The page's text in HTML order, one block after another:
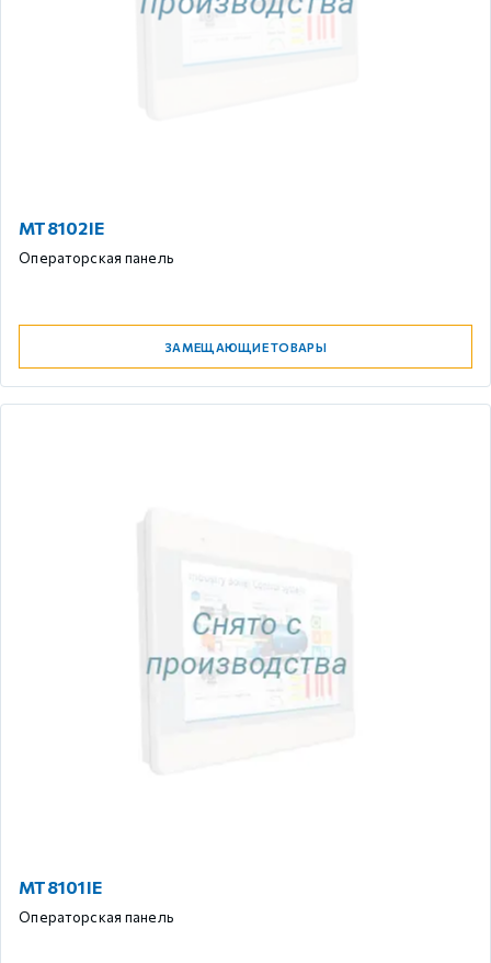
MT8102IE
Операторская панель
ЗАМЕЩАЮЩИЕ ТОВАРЫ
MT8101IE
Операторская панель